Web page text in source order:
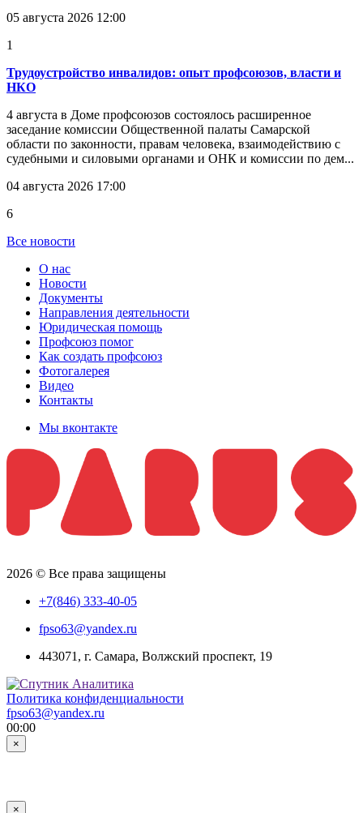
05 августа 2026 12:00
1
Трудоустройство инвалидов: опыт профсоюзов, власти и
НКО
4 августа в Доме профсоюзов состоялось расширенное
заседание комиссии Общественной палаты Самарской
области по законности, правам человека, взаимодействию с
судебными и силовыми органами и ОНК и комиссии по дем...
04 августа 2026 17:00
6
Все новости
О нас
Новости
Документы
Направления деятельности
Юридическая помощь
Профсоюз помог
Как создать профсоюз
Фотогалерея
Видео
Контакты
Мы вконтакте
2026 © Все права защищены
+7(846) 333-40-05
fpso63@yandex.ru
443071, г. Самара, Волжский проспект, 19
Политика конфиденциальности
fpso63@yandex.ru
00:00
×
×